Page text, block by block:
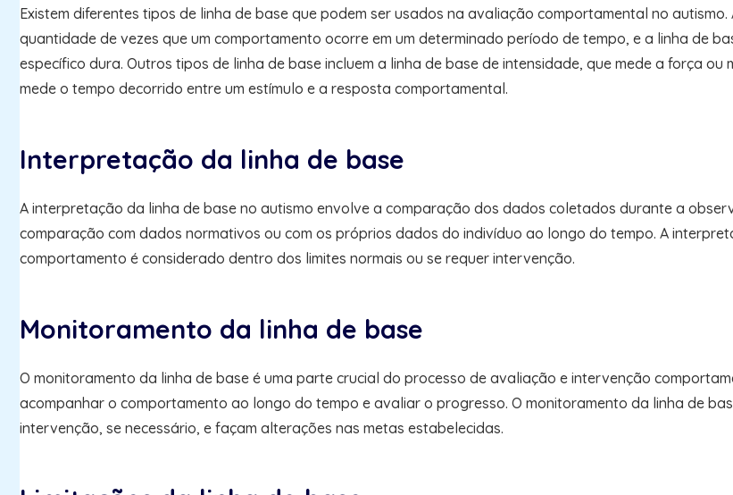
Existem diferentes tipos de linha de base que podem ser usados na avaliação comportamental no
quantidade de vezes que um comportamento ocorre em um determinado período de tempo, e a linha de
específico dura. Outros tipos de linha de base incluem a linha de base de intensidade, que mede a força
mede o tempo decorrido entre um estímulo e a resposta comportamental.
Interpretação da linha de base
A interpretação da linha de base no autismo envolve a comparação dos dados coletados durante a
comparação com dados normativos ou com os próprios dados do indivíduo ao longo do tempo. A
comportamento é considerado dentro dos limites normais ou se requer intervenção.
Monitoramento da linha de base
O monitoramento da linha de base é uma parte crucial do processo de avaliação e intervenção
acompanhar o comportamento ao longo do tempo e avaliar o progresso. O monitoramento da linha de
intervenção, se necessário, e façam alterações nas metas estabelecidas.